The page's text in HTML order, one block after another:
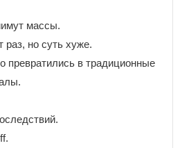
массы.
раз, но суть хуже.
превратились в традиционные